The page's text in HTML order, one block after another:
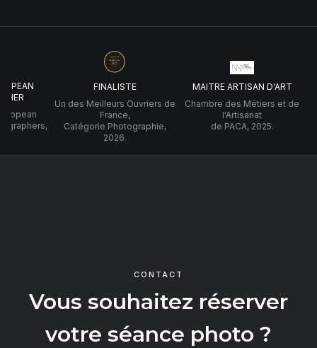
MAITRE ARTISAN D'ART
Chambre des Métiers et de
l'Artisanat
de PACA, 2025.
FINALISTE
Un des Meilleurs Ouvriers de
France,
Catégorie Photographie,
2026.
CONTACT
Vous souhaitez réserver
votre séance photo ?